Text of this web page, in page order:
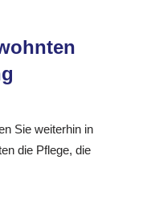
Sie weiterhin in
die Pflege, die